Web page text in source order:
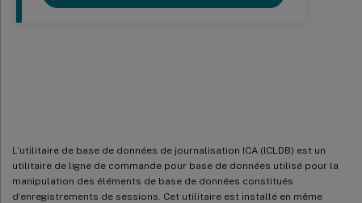
L’utilitaire de base de données de journalisation ICA (ICLDB) est un
utilitaire de ligne de commande pour base de données utilisé pour la
manipulation des éléments de base de données constitués
d’enregistrements de sessions. Cet utilitaire est installé en même